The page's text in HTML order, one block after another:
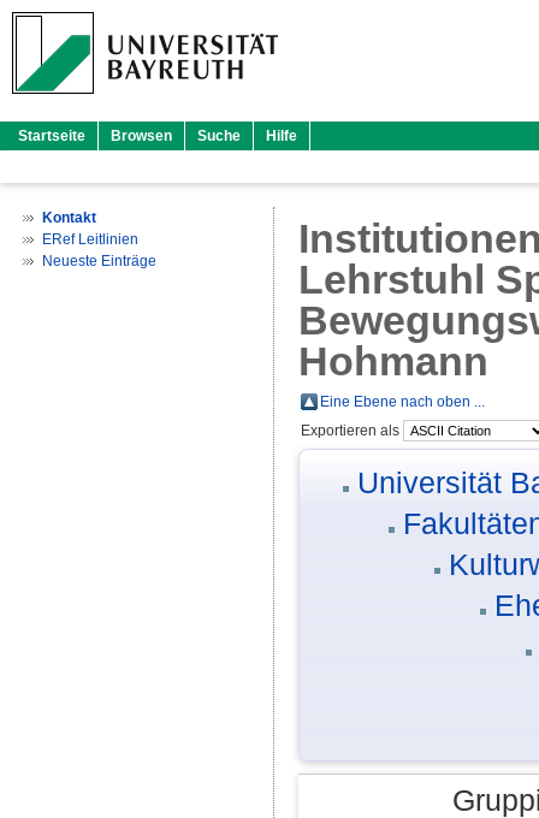
Startseite Browsen Suche Hilfe
Kontakt
ERef Leitlinien
Neueste Einträge
Lehrstuhl
Hohmann
Eine Ebene nach oben ...
Exportieren als
Universität